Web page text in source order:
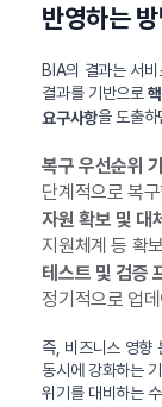
반영하는
BIA의 결과는 서
결과를 기반으로
요구사항을 도출
복구 우선순위
단계적으로 복
자원 확보 및 대
지원체계 등 확
테스트 및 검증
정기적으로 업
즉, 비즈니스 영향
동시에 강화하는
위기를 대비하는